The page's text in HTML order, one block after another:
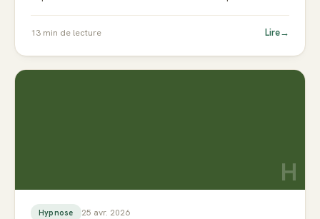
13 min de lecture Lire→
H
Hypnose 25 avr. 2026